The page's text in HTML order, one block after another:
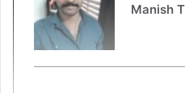
Manish